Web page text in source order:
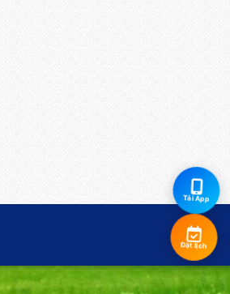
Tải App
Đặt lịch